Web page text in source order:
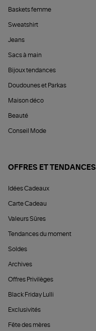
Baskets femme
Sweatshirt
Jeans
Sacs à main
Bijoux tendances
Doudounes et Parkas
Maison déco
Beauté
Conseil Mode
OFFRES ET TENDANCES
Idées Cadeaux
Carte Cadeau
Valeurs Sûres
Tendances du moment
Soldes
Archives
Offres Privilèges
Black Friday Lulli
Exclusivités
Fête des mères